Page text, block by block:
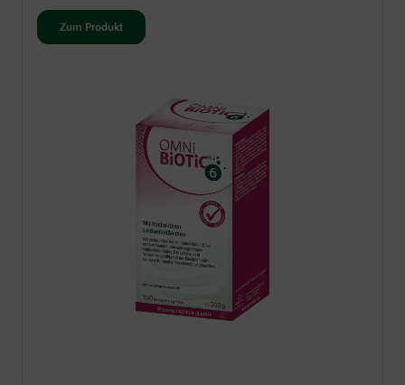
Zum Produkt